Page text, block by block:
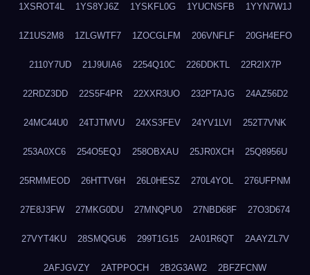
1XSROT4L 1YS8YJ6Z 1YSKFL0G 1YUCNSFB 1YYN7W1J
1Z1US2M8 1ZLGWTF7 1ZOCGLFM 206VNFLF 20GH4EFO
2110Y7UD 21J9UIA6 2254Q10C 226DDKTL 22R2IX7P
22RDZ3DD 22S5F4PR 22XXR3UO 232PTAJG 24AZ56D2
24MC44U0 24TJTMVU 24XS3FEV 24YV1LVI 252T7VNK
253A0XC6 254O5EQJ 258OBXAU 25JR0XCH 25Q8956U
25RMMEOD 26HTTV6H 26L0HESZ 270L4YOL 276UFPNM
27E8J3FW 27MKG0DU 27MNQPU0 27NBD68F 27O3D674
27VYT4KU 28SMQGU6 299T1G15 2A01R6QT 2AAYZL7V
2AFJGVZY 2ATPPOCH 2B2G3AW2 2BFZFCNW